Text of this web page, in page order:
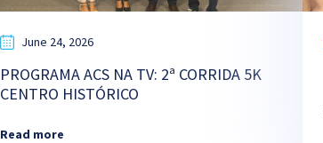
June 24, 2026
PROGRAMA ACS NA TV: 2ª CORRIDA 5K
CENTRO HISTÓRICO
Read more